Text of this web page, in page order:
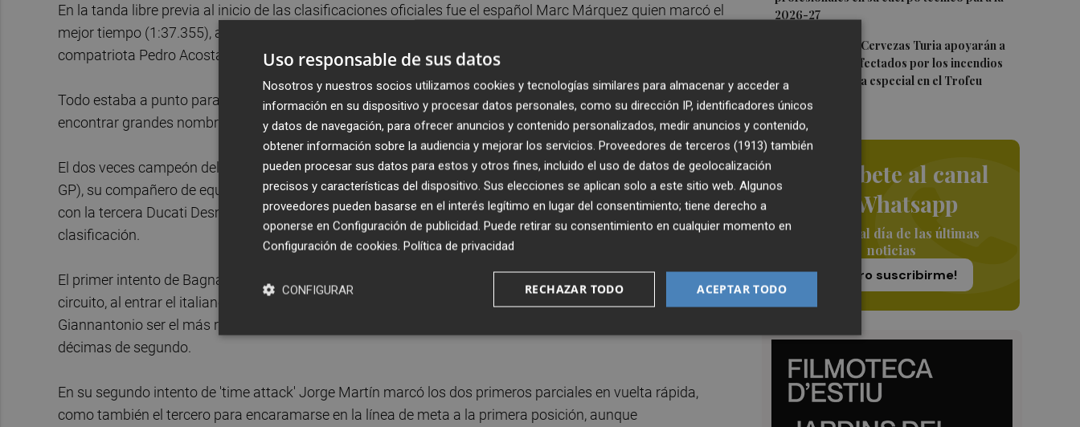
2026-27
El Valencia CF y Cervezas Turia apoyarán a
los hosteleros afectados por los incendios
con una iniciativa especial en el Trofeu
Taronja
Suscríbete al canal
de Whatsapp
Siempre al día de las últimas
noticias
¡Quiero suscribirme!
En la tanda libre previa al inicio de las clasificaciones oficiales fue el español Marc Márquez quien marcó el
mejor tiempo (1:37.355), aunque lo hizo con apenas ocho milésimas de segundo de adelanto sobre su
compatriota Pedro Acosta, el más rápido de la primera jornada.
Todo estaba a punto para la disputa de las dos clasificaciones, en la primera de las cuales se iban a
encontrar grandes nombres ilustres.
El dos veces campeón del mundo 'Pecco' Bagnaia, el campeón del mundo en título Jorge Martín (Aprilia RS-
GP), su compañero de equipo Marco Bezzecchi (Aprilia RS-GP) o el también italiano Fabio di Giannantonio
con la tercera Ducati Desmosedici GP25 oficial de fábrica tenían el reto de lograr el pase a la segunda
clasificación.
El primer intento de Bagnaia y de Martín, que rodó a su rueda, tuvo que ser cancelado en el tramo final del
circuito, al entrar el italiano demasiado colado en la segunda variante del circuito, lo que permitió a Di
Giannantonio ser el más rápido con 1:37.773, con el australiano Jack Miller segundo a poco más de tres
décimas de segundo.
En su segundo intento de 'time attack' Jorge Martín marcó los dos primeros parciales en vuelta rápida,
como también el tercero para encaramarse en la línea de meta a la primera posición, aunque
Uso responsable de sus datos
Nosotros y nuestros socios utilizamos cookies y tecnologías similares para almacenar y acceder a
información en su dispositivo y procesar datos personales, como su dirección IP, identificadores únicos
y datos de navegación, para ofrecer anuncios y contenido personalizados, medir anuncios y contenido,
obtener información sobre la audiencia y mejorar los servicios. Proveedores de terceros (1913) también
pueden procesar sus datos para estos y otros fines, incluido el uso de datos de geolocalización
precisos y características del dispositivo. Sus elecciones se aplican solo a este sitio web. Algunos
proveedores pueden basarse en el interés legítimo en lugar del consentimiento; tiene derecho a
oponerse en Configuración de publicidad. Puede retirar su consentimiento en cualquier momento en
Configuración de cookies. Política de privacidad
ACEPTAR TODO
RECHAZAR TODO
CONFIGURAR